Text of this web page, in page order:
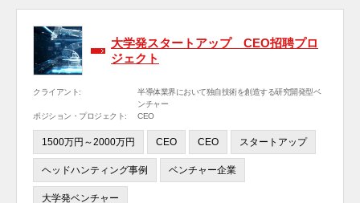
大学発スタートアップ CEO招聘プロ
ジェクト
クライアント:
半導体業界において独自技術を創造する研究開発型ベ
ンチャー
ポジション・プロジェクト:
CEO
1500万円～2000万円 CEO CEO スタートアップ
ヘッドハンティング事例 ベンチャー企業
大学発ベンチャー